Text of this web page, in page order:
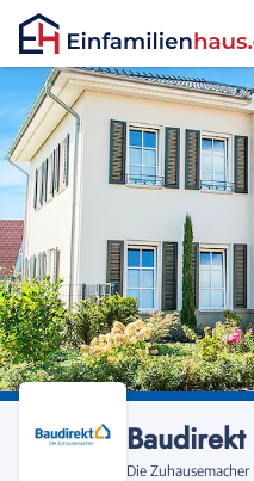
Anmelden
Die Zuhausemacher